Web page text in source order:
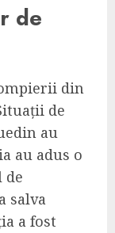
de
din
de
au
au adus o
de
salva
a fost